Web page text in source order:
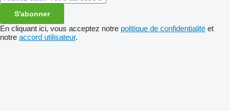
S'abonner
En cliquant ici, vous acceptez notre politique de confidentialité et
notre accord utilisateur.